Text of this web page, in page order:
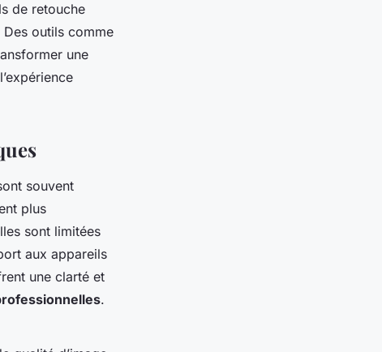
de retouche
outils comme
une
souvent
plus
sont limitées
aux appareils
une clarté et
.